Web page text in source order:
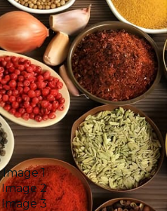
Image 1
Image 2
Image 3